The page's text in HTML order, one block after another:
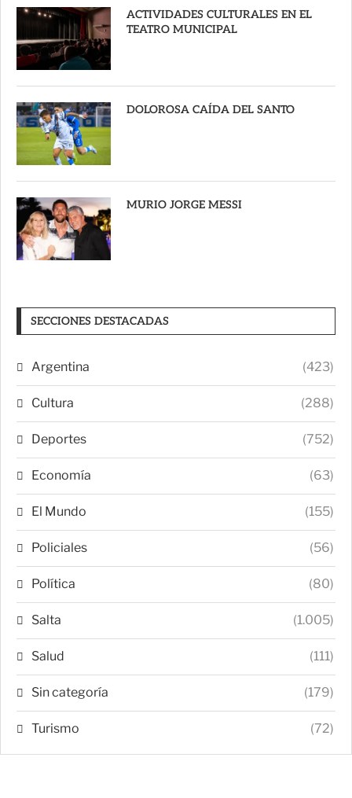
ACTIVIDADES CULTURALES EN EL
TEATRO MUNICIPAL
DOLOROSA CAÍDA DEL SANTO
MURIO JORGE MESSI
SECCIONES DESTACADAS
Argentina (423)
Cultura (288)
Deportes (752)
Economía (63)
El Mundo (155)
Policiales (56)
Política (80)
Salta (1.005)
Salud (111)
Sin categoría (179)
Turismo (72)